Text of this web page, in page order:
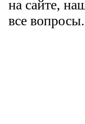
на сайте,
все вопросы.